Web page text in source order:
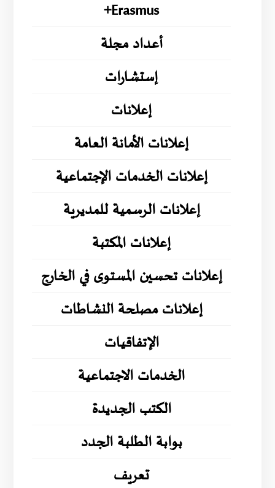
Erasmus+
أعداد مجلة
إستشارات
إعلانات
إعلانات الأمانة العامة
إعلانات الخدمات الإجتماعية
إعلانات الرسمية للمديرية
إعلانات المكتبة
إعلانات تحسين المستوى في الخارج
إعلانات مصلحة النشاطات
الإتفاقيات
الخدمات الاجتماعية
الكتب الجديدة
بوابة الطلبة الجدد
تعريف